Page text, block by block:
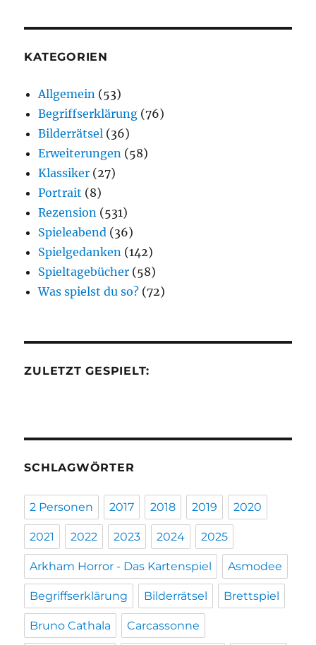
KATEGORIEN
Allgemein (53)
Begriffserklärung (76)
Bilderrätsel (36)
Erweiterungen (58)
Klassiker (27)
Portrait (8)
Rezension (531)
Spieleabend (36)
Spielgedanken (142)
Spieltagebücher (58)
Was spielst du so? (72)
ZULETZT GESPIELT:
SCHLAGWÖRTER
2 Personen 2017 2018 2019 2020
2021 2022 2023 2024 2025
Arkham Horror - Das Kartenspiel Asmodee
Begriffserklärung Bilderrätsel Brettspiel
Bruno Cathala Carcassonne